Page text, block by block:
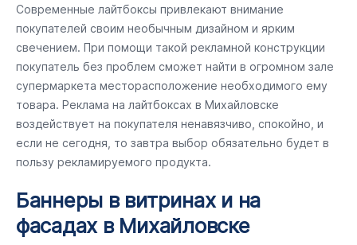
Современные лайтбоксы привлекают внимание
покупателей своим необычным дизайном и ярким
свечением. При помощи такой рекламной конструкции
покупатель без проблем сможет найти в огромном зале
супермаркета месторасположение необходимого ему
товара. Реклама на лайтбоксах в Михайловске
воздействует на покупателя ненавязчиво, спокойно, и
если не сегодня, то завтра выбор обязательно будет в
пользу рекламируемого продукта.
Баннеры в витринах и на
фасадах в Михайловске